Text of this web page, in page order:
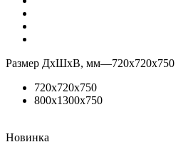
Размер ДхШхВ, мм—720х720х750
720х720х750
800х1300х750
Новинка